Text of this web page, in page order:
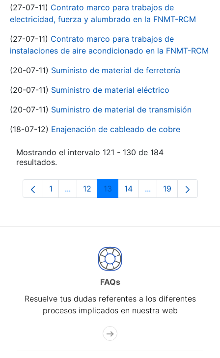
(27-07-11) Contrato marco para trabajos de
electricidad, fuerza y alumbrado en la FNMT-RCM
(27-07-11) Contrato marco para trabajos de
instalaciones de aire acondicionado en la FNMT-RCM
(20-07-11) Suministo de material de ferretería
(20-07-11) Suministro de material eléctrico
(20-07-11) Suministro de material de transmisión
(18-07-12) Enajenación de cableado de cobre
Mostrando el intervalo 121 - 130 de 184
resultados.
Página
1 ...Páginas intermedias Use TAB para
Página
12 Página
13 Página
14 ...PáginasPágina
19
FAQs
Resuelve tus dudas referentes a los diferentes
procesos implicados en nuestra web